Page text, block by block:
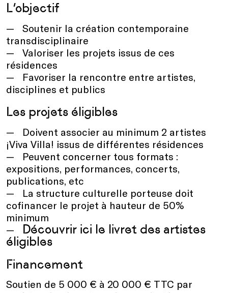
L’objectif
Soutenir la création contemporaine
transdisciplinaire
Valoriser les projets issus de ces
résidences
Favoriser la rencontre entre artistes,
disciplines et publics
Les projets éligibles
Doivent associer au minimum 2 artistes
¡Viva Villa! issus de différentes résidences
Peuvent concerner tous formats :
expositions, performances, concerts,
publications, etc
La structure culturelle porteuse doit
cofinancer le projet à hauteur de 50%
minimum
Découvrir ici le livret des artistes
éligibles
Financement
Soutien de 5 000 € à 20 000 € TTC par